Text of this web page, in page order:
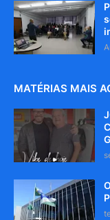
MATÉRIAS MAIS